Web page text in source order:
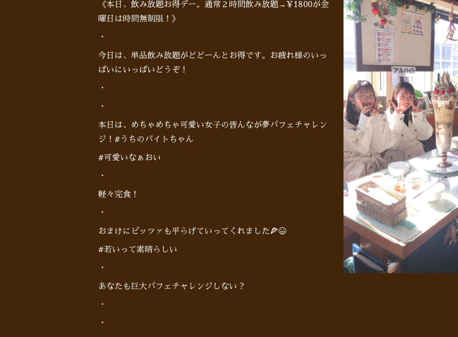
《本日、飲み放題お得デー。通常２時間飲み放題→¥1800が金
曜日は時間無制限！》
・
今日は、単品飲み放題がどどーんとお得です。お疲れ様のいっ
ぱいにいっぱいどうぞ！
・
・
本日は、めちゃめちゃ可愛い女子の皆んなが夢パフェチャレン
ジ！#うちのバイトちゃん
#可愛いなぁおい
・
軽々完食！
・
おまけにピッツァも平らげていってくれました🍕😆
#若いって素晴らしい
・
あなたも巨大パフェチャレンジしない？
・
・